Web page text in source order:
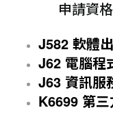
申請資
J582 軟體
J62 電腦程
J63 資訊服
K6699 第